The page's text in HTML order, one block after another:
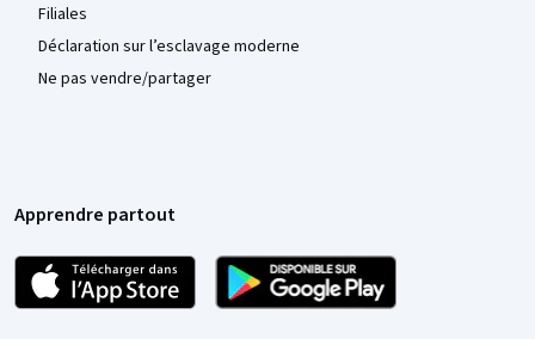
Filiales
Déclaration sur l’esclavage moderne
Ne pas vendre/partager
Apprendre partout